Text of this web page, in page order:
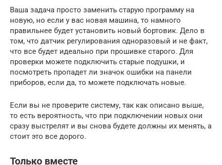
Ваша задача просто заменить старую программу на
новую, но если у вас новая машина, то намного
правильнее будет установить новый бортовик. Дело в
том, что датчик регулирования одноразовый и не факт,
что все будет идеально при прошивке старого. Для
проверки можете подключить старые подушки, и
посмотреть пропадет ли значок ошибки на панели
приборов, если да, то можете подключать новые.
Если вы не проверите систему, так как описано выше,
то есть вероятность, что при подключении новых они
сразу выстрелят и вы снова будете должны их менять, а
стоит это все дорого.
Только вместе